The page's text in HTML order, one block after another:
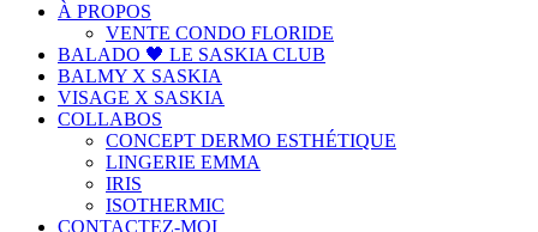
À PROPOS
VENTE CONDO FLORIDE
BALADO 🖤 LE SASKIA CLUB
BALMY X SASKIA
VISAGE X SASKIA
COLLABOS
CONCEPT DERMO ESTHÉTIQUE
LINGERIE EMMA
IRIS
ISOTHERMIC
CONTACTEZ-MOI